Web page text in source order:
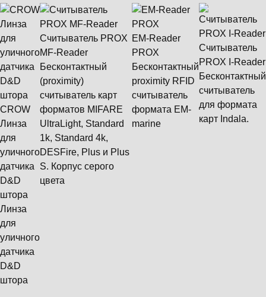
CROW
Линза
для
уличного
датчика
D&D
штора
Линза
для
уличного
датчика
D&D
штора
Считыватель PROX
MF-Reader
Бесконтактный
(proximity)
считыватель карт
форматов MIFARE
UltraLight, Standard
1k, Standard 4k,
DESFire, Plus и Plus
S. Корпус серого
цвета
EM-Reader
PROX
Бесконтактный
proximity RFID
считыватель
формата ЕМ-
marine
Считыватель
PROX I-Reader
Бесконтактный
считыватель
для формата
карт Indala.